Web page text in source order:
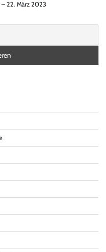
– 22. März 2023